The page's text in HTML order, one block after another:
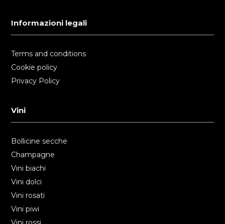
Informazioni legali
Terms and conditions
Cookie policy
Privacy Policy
Vini
Bollicine secche
Champagne
Vini biachi
Vini dolci
Vini rosati
Vini piwi